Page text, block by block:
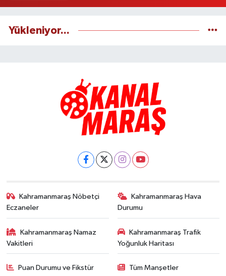
Yükleniyor...
Kahramanmaraş Nöbetçi
Eczaneler
Kahramanmaraş Hava
Durumu
Kahramanmaraş Namaz
Vakitleri
Kahramanmaraş Trafik
Yoğunluk Haritası
Puan Durumu ve Fikstür Tüm Manşetler